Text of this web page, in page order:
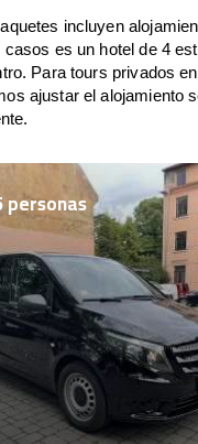
incluyen
es un hotel de 4
Para tours privados en
ajustar el alojamiento
personas